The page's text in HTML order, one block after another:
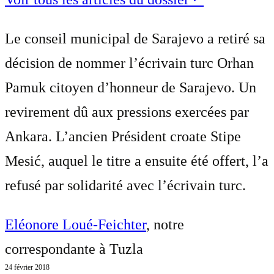
Le conseil municipal de Sarajevo a retiré sa
décision de nommer l’écrivain turc Orhan
Pamuk citoyen d’honneur de Sarajevo. Un
revirement dû aux pressions exercées par
Ankara. L’ancien Président croate Stipe
Mesić, auquel le titre a ensuite été offert, l’a
refusé par solidarité avec l’écrivain turc.
Eléonore Loué-Feichter, notre
correspondante à Tuzla
24 février 2018